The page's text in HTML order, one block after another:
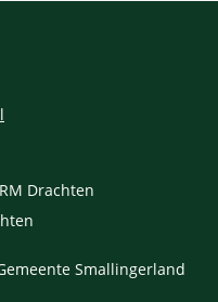
Drachten